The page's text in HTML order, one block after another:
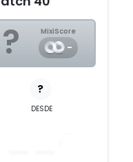
? MixiScore
-
?
DESDE